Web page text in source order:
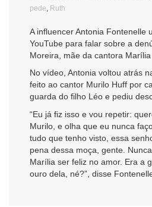
pede Ruth
A influencer Antonia Fontenelle
YouTube para falar sobre a
Moreira, mãe da cantora Marília
No vídeo, Antonia voltou atrás
feito ao cantor Murilo Huff por
guarda do filho Léo e pediu
“Eu já fiz isso e vou repetir:
Murilo, e olha que eu nunca
tudo que tenho visto, essa
pena dessa moça, gente.
Marília ser feliz no amor. Era a
ouro dela, né?”, disse